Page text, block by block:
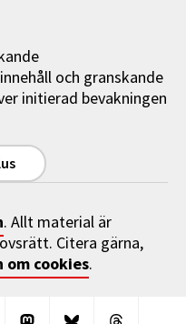
och granskande
initierad bevakningen
. Allt material är
Citera gärna,
cookies.
MastodonBluesky